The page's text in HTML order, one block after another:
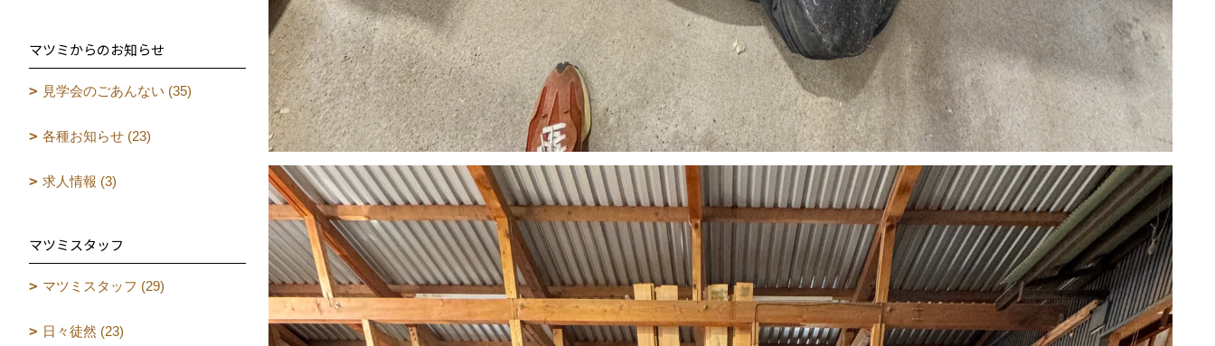
マツミからのお知らせ
見学会のごあんない (35)
各種お知らせ (23)
求人情報 (3)
マツミスタッフ
マツミスタッフ (29)
日々徒然 (23)